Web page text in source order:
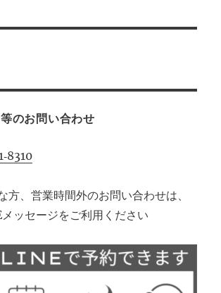
のお問い合わせ
方、営業時間外のお問い合わせは、
ッセージをご利用ください